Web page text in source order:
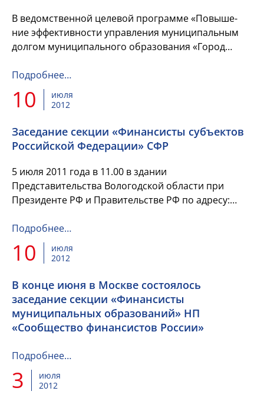
В ведомственной целевой программе «Повыше-
ние эффективности управления муниципальным
долгом муниципального образования «Город
которых необходимо...
Подробнее…
10
июля
2012
Заседание секции «Финансисты субъектов
Российской Федерации» СФР
5 июля 2011 года в 11.00 в здании
Представительства Вологодской области при
Президенте РФ и Правительстве РФ по адресу:
(метро...
Подробнее…
10
июля
2012
В конце июня в Москве состоялось
заседание секции «Финансисты
муниципальных образований» НП
«Сообщество финансистов России»
Подробнее…
3
июля
2012